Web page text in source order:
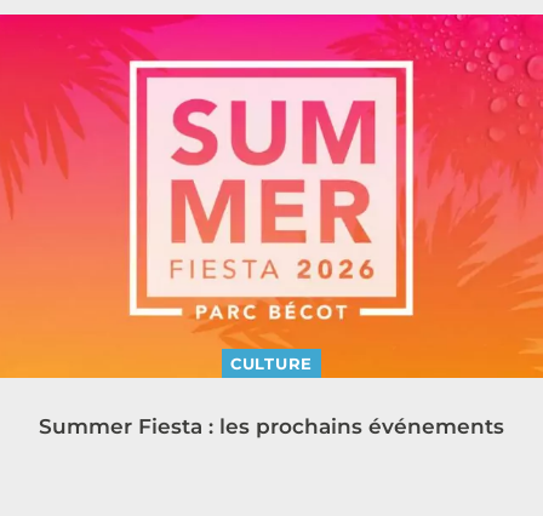
CULTURE
Summer Fiesta : les prochains événements